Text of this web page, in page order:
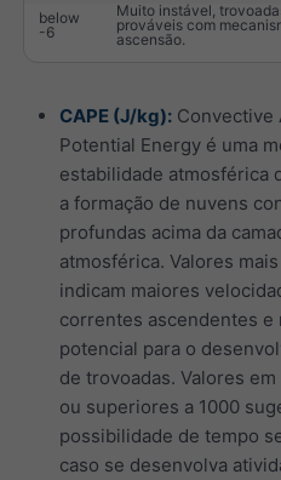
below
-6
Muito instável,
prováveis com
ascensão.
CAPE (J/kg): Convective
Potential Energy é uma
estabilidade atmosférica
a formação de nuvens
profundas acima da
atmosférica. Valores
indicam maiores
correntes ascendentes e
potencial para o
de trovoadas. Valores
ou superiores a 1000
possibilidade de tempo
caso se desenvolva